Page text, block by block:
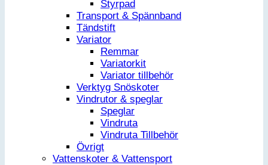
Styrpad
Transport & Spännband
Tändstift
Variator
Remmar
Variatorkit
Variator tillbehör
Verktyg Snöskoter
Vindrutor & speglar
Speglar
Vindruta
Vindruta Tillbehör
Övrigt
Vattenskoter & Vattensport